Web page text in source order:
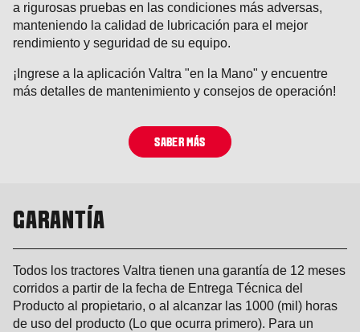
a rigurosas pruebas en las condiciones más adversas,
manteniendo la calidad de lubricación para el mejor
rendimiento y seguridad de su equipo.
¡Ingrese a la aplicación Valtra "en la Mano" y encuentre
más detalles de mantenimiento y consejos de operación!
SABER MÁS
GARANTÍA
Todos los tractores Valtra tienen una garantía de 12 meses
corridos a partir de la fecha de Entrega Técnica del
Producto al propietario, o al alcanzar las 1000 (mil) horas
de uso del producto (Lo que ocurra primero). Para un